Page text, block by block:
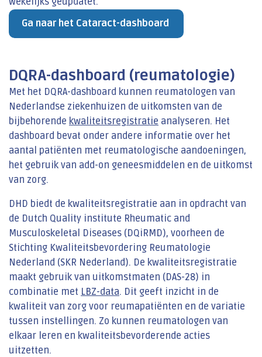
Ga naar het Cataract-dashboard
DQRA-dashboard (reumatologie)
Met het DQRA-dashboard kunnen reumatologen van
Nederlandse ziekenhuizen de uitkomsten van de
bijbehorende kwaliteitsregistratie analyseren. Het
dashboard bevat onder andere informatie over het
aantal patiënten met reumatologische aandoeningen,
het gebruik van add-on geneesmiddelen en de uitkomst
van zorg.
DHD biedt de kwaliteitsregistratie aan in opdracht van
de Dutch Quality institute Rheumatic and
Musculoskeletal Diseases (DQiRMD), voorheen de
Stichting Kwaliteitsbevordering Reumatologie
Nederland (SKR Nederland). De kwaliteitsregistratie
maakt gebruik van uitkomstmaten (DAS-28) in
combinatie met LBZ-data. Dit geeft inzicht in de
kwaliteit van zorg voor reumapatiënten en de variatie
tussen instellingen. Zo kunnen reumatologen van
elkaar leren en kwaliteitsbevorderende acties
uitzetten.